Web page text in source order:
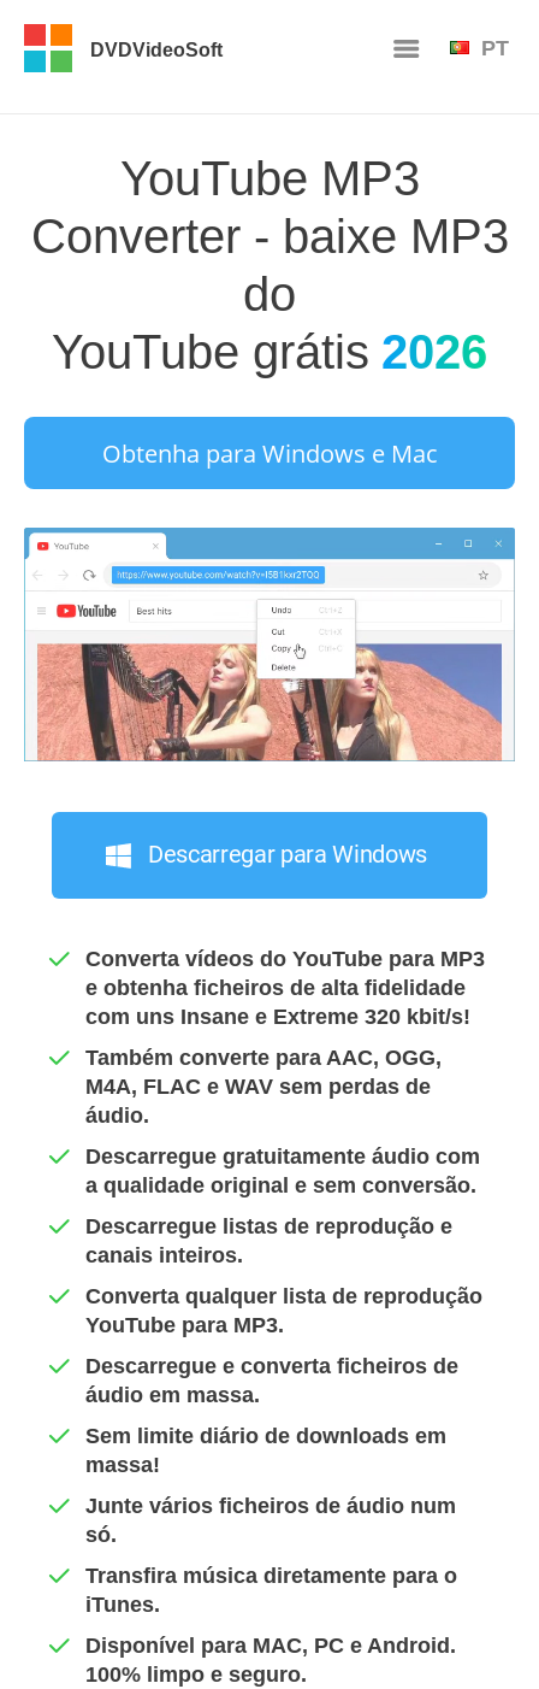
DVDVideoSoft PT
YouTube MP3
Converter - baixe MP3
do
YouTube grátis 2026
Obtenha para Windows e Mac
Descarregar para Windows
Converta vídeos do YouTube para MP3
e obtenha ficheiros de alta fidelidade
com uns Insane e Extreme 320 kbit/s!
Também converte para AAC, OGG,
M4A, FLAC e WAV sem perdas de
áudio.
Descarregue gratuitamente áudio com
a qualidade original e sem conversão.
Descarregue listas de reprodução e
canais inteiros.
Converta qualquer lista de reprodução
YouTube para MP3.
Descarregue e converta ficheiros de
áudio em massa.
Sem limite diário de downloads em
massa!
Junte vários ficheiros de áudio num
só.
Transfira música diretamente para o
iTunes.
Disponível para MAC, PC e Android.
100% limpo e seguro.